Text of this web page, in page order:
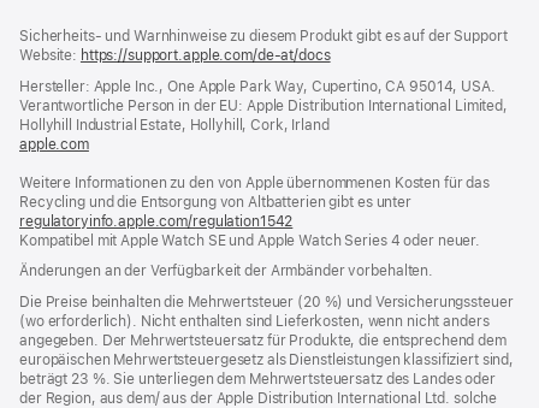
Sicherheits- und Warnhinweise zu diesem Produkt gibt es auf der Support
Website: https://support.apple.com/de-at/docs(öffnet
neues
Fenster)
Hersteller: Apple Inc., One Apple Park Way, Cupertino, CA 95014, USA.
Verantwortliche Person in der EU: Apple Distribution International Limited,
Hollyhill Industrial Estate, Hollyhill, Cork, Irland
apple.com(öffnet
neues
Fenster)
Weitere Informationen zu den von Apple übernommenen Kosten für das
Recycling und die Entsorgung von Altbatterien gibt es unter
regulatoryinfo.apple.com/regulation1542
ein
neues
Fenster)
Kompatibel mit Apple Watch SE und Apple Watch Series 4 oder neuer.
Änderungen an der Verfügbarkeit der Armbänder vorbehalten.
Die Preise beinhalten die Mehrwertsteuer (20 %) und Versicherungssteuer
(wo erforderlich). Nicht enthalten sind Lieferkosten, wenn nicht anders
angegeben. Der Mehrwertsteuersatz für Produkte, die entsprechend dem
europäischen Mehrwertsteuergesetz als Dienstleistungen klassifiziert sind,
beträgt 23 %. Sie unterliegen dem Mehrwertsteuersatz des Landes oder
der Region, aus dem/ aus der Apple Distribution International Ltd. solche